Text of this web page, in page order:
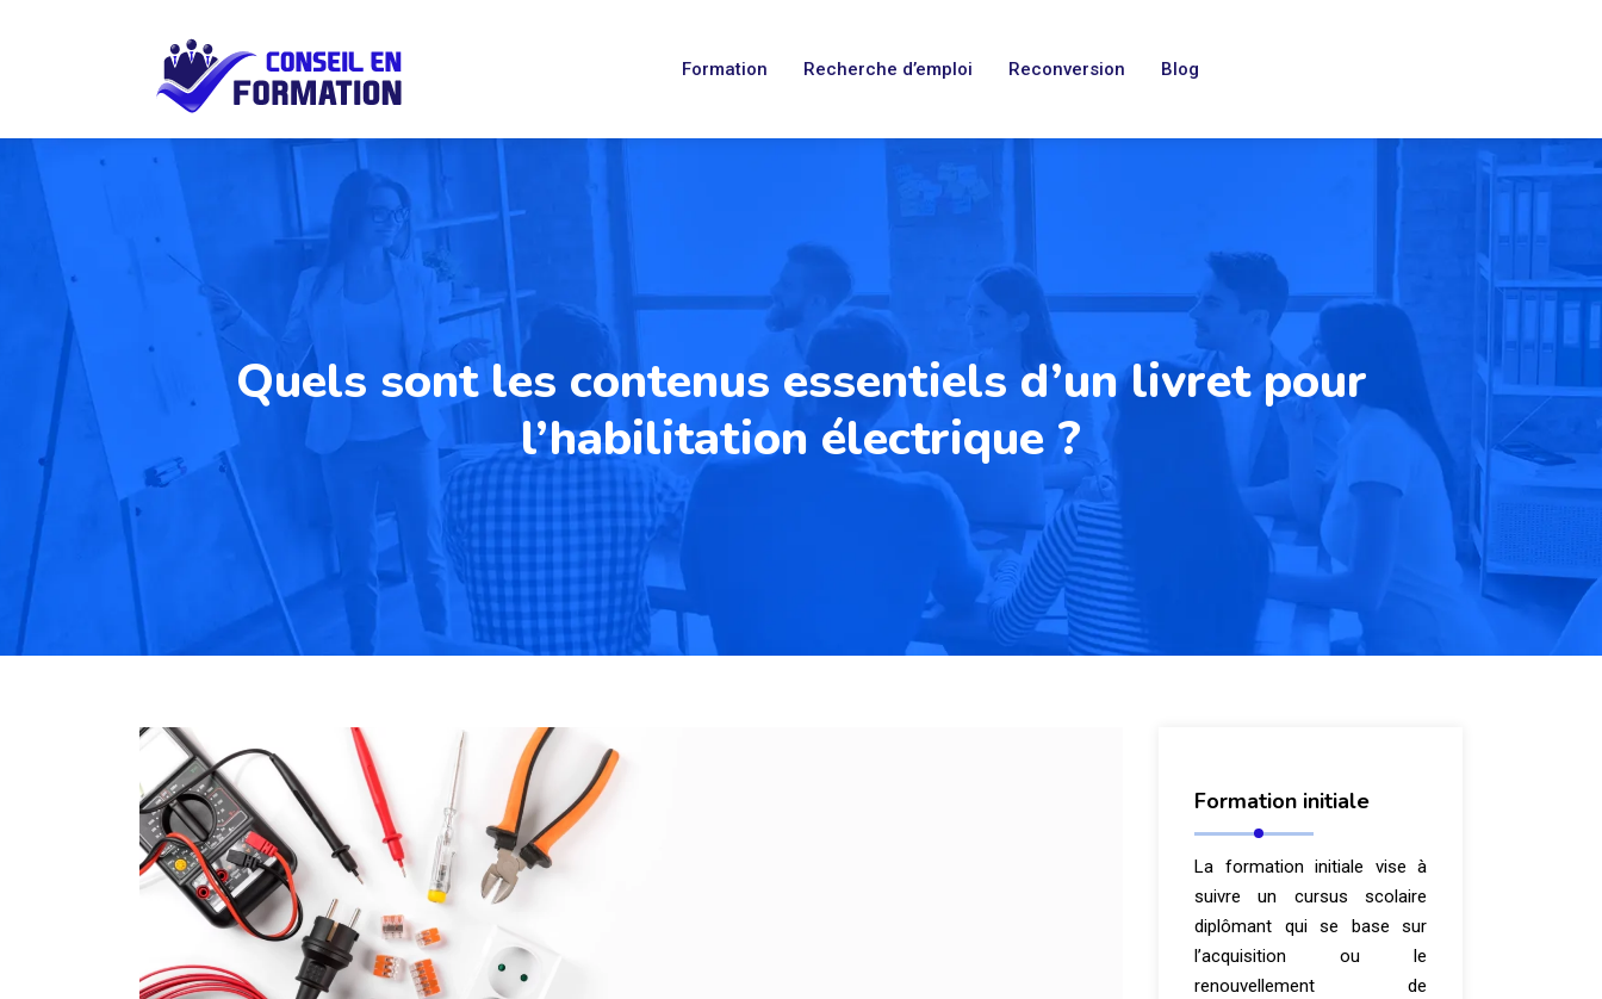
Formation Recherche d’emploi Reconversion Blog
Quels sont les contenus essentiels d’un livret pour
l’habilitation électrique ?
Formation initiale
La formation initiale vise à
suivre un cursus scolaire
diplômant qui se base sur
l’acquisition ou le
renouvellement de